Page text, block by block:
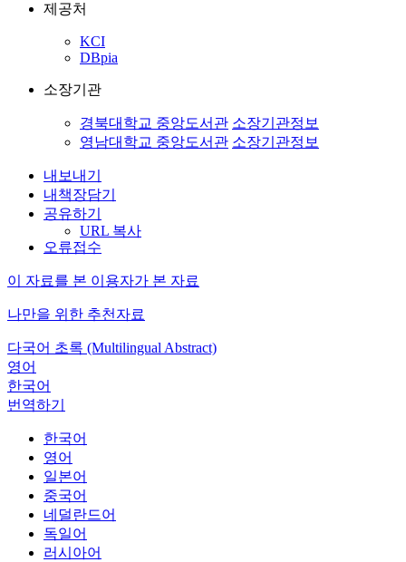
제공처
KCI
DBpia
소장기관
경북대학교 중앙도서관 소장기관정보
영남대학교 중앙도서관 소장기관정보
내보내기
내책장담기
공유하기
URL 복사
오류접수
이 자료를 본 이용자가 본 자료
나만을 위한 추천자료
다국어 초록 (Multilingual Abstract)
영어
한국어
번역하기
한국어
영어
일본어
중국어
네덜란드어
독일어
러시아어